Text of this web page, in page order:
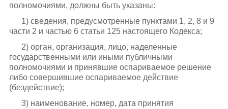
полномочиями, должны быть указаны:
1) сведения, предусмотренные пунктами 1, 2, 8 и 9
части 2 и частью 6 статьи 125 настоящего Кодекса;
2) орган, организация, лицо, наделенные
государственными или иными публичными
полномочиями и принявшие оспариваемое решение
либо совершившие оспариваемое действие
(бездействие);
3) наименование, номер, дата принятия